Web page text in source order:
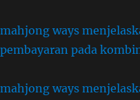
mahjong ways
pembayaran pada
mahjong ways